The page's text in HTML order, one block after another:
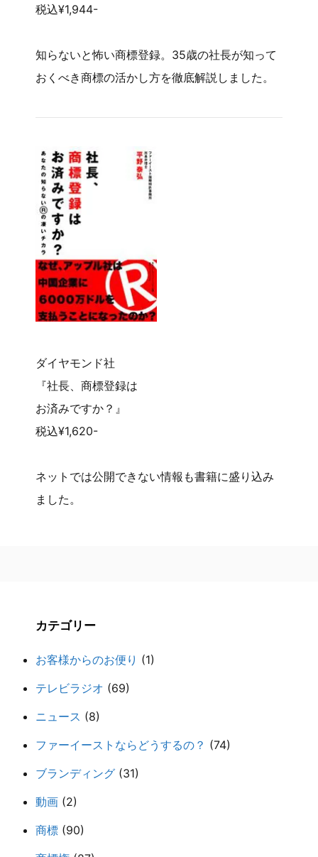
税込¥1,944-
知らないと怖い商標登録。35歳の社長が知って
おくべき商標の活かし方を徹底解説しました。
ダイヤモンド社
『社長、商標登録は
お済みですか？』
税込¥1,620-
ネットでは公開できない情報も書籍に盛り込み
ました。
カテゴリー
お客様からのお便り (1)
テレビラジオ (69)
ニュース (8)
ファーイーストならどうするの？ (74)
ブランディング (31)
動画 (2)
商標 (90)